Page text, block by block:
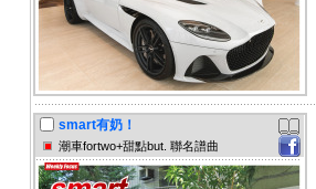
smart有奶！
潮車fortwo+甜點but. 聯名譜曲